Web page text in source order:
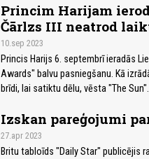
Princim Harijam
Čārlzs III neatrod
10.sep 2023
Princis Harijs 6. septembrī ieradās
Awards" balvu pasniegšanu. Kā
brīdi, lai satiktu dēlu, vēsta "The Sun".
Izskan pareģojumi
27.apr 2023
Britu tabloīds "Daily Star" publicējis